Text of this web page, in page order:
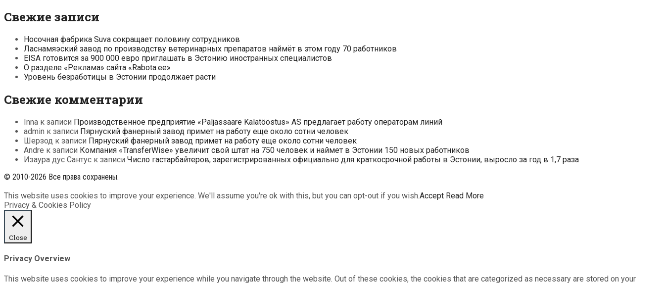
Свежие записи
Носочная фабрика Suva сокращает половину сотрудников
Ласнамяэский завод по производству ветеринарных препаратов наймёт в этом году 70 работников
EISA готовится за 900 000 евро приглашать в Эстонию иностранных специалистов
О разделе «Реклама» сайта «Rabota.ee»
Уровень безработицы в Эстонии продолжает расти
Свежие комментарии
Inna к записи Производственное предприятие «Paljassaare Kalatööstus» AS предлагает работу операторам линий
admin к записи Пярнуский фанерный завод примет на работу еще около сотни человек
Шерзод к записи Пярнуский фанерный завод примет на работу еще около сотни человек
Andre к записи Компания «TransferWise» увеличит свой штат на 750 человек и наймет в Эстонии 150 новых работников
Изаура дус Сантус к записи Число гастарбайтеров, зарегистрированных официально для краткосрочной работы в Эстонии, выросло за год в 1,7 раза
© 2010-2026 Все права сохранены.
This website uses cookies to improve your experience. We'll assume you're ok with this, but you can opt-out if you wish.Accept Read More
Privacy & Cookies Policy
Close
Privacy Overview
This website uses cookies to improve your experience while you navigate through the website. Out of these cookies, the cookies that are categorized as necessary are stored on your